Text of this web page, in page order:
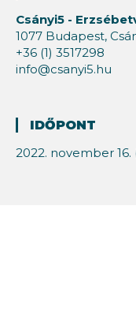
Csányi5 -
1077 Budapest,
+36 (1) 3517298
info@csanyi5.hu
IDŐPONT
2022. november 16.